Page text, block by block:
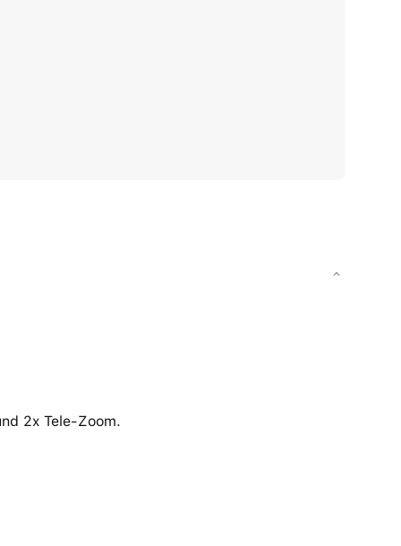
2x Tele-Zoom.